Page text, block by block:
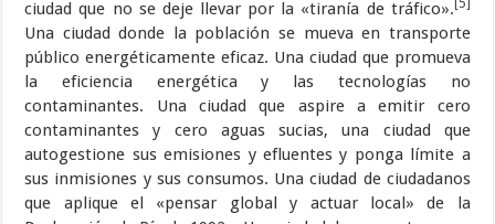
ciudad que no se deje llevar por la «tiranía de tráfico».
Una ciudad donde la población se mueva en transporte
público energéticamente eficaz. Una ciudad que promueva
la eficiencia energética y las tecnologías no
contaminantes. Una ciudad que aspire a emitir cero
contaminantes y cero aguas sucias, una ciudad que
autogestione sus emisiones y efluentes y ponga límite a
sus inmisiones y sus consumos. Una ciudad de ciudadanos
que aplique el «pensar global y actuar local» de la